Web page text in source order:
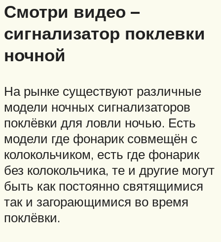
Смотри видео –
сигнализатор поклевки
ночной
На рынке существуют различные
модели ночных сигнализаторов
поклёвки для ловли ночью. Есть
модели где фонарик совмещён с
колокольчиком, есть где фонарик
без колокольчика, те и другие могут
быть как постоянно святящимися
так и загорающимися во время
поклёвки.